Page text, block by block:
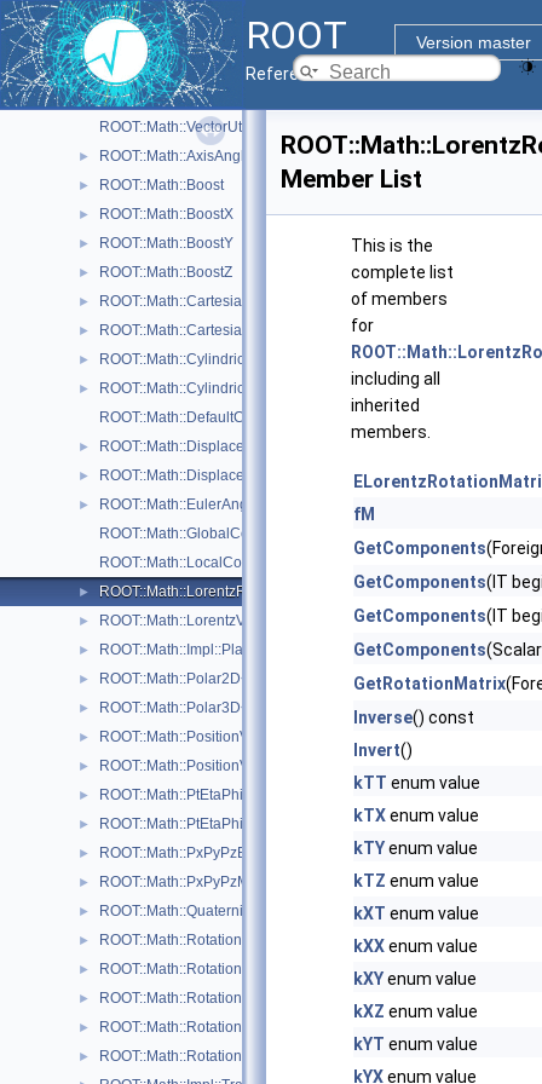
ROOT
Version master
Reference Guide
► Minuit2 Minimization Library
► N-D parametric functions
► Physics Vectors
▼ Physics Vectors
ROOT::Math::VectorUtil
► ROOT::Math::AxisAngle
► ROOT::Math::Boost
► ROOT::Math::BoostX
► ROOT::Math::BoostY
► ROOT::Math::BoostZ
► ROOT::Math::Cartesian2D< T >
► ROOT::Math::Cartesian3D< T >
► ROOT::Math::Cylindrical3D< T >
►
ROOT::Math::CylindricalEta3D< T >
ROOT::Math::DefaultCoordinateSystemTag
► ROOT::Math::DisplacementVector2D< CoordSystem, Tag >
► ROOT::Math::DisplacementVector3D< CoordSystem, Tag >
►
ROOT::Math::EulerAngles
ROOT::Math::GlobalCoordinateSystemTag
ROOT::Math::LocalCoordinateSystemTag
► ROOT::Math::LorentzRotation
► ROOT::Math::LorentzVector< CoordSystem >
► ROOT::Math::Impl::Plane3D< T >
► ROOT::Math::Polar2D< T >
► ROOT::Math::Polar3D< T >
► ROOT::Math::PositionVector2D< CoordSystem, Tag >
► ROOT::Math::PositionVector3D< CoordSystem, Tag >
► ROOT::Math::PtEtaPhiE4D< ScalarType >
► ROOT::Math::PtEtaPhiM4D< ScalarType >
► ROOT::Math::PxPyPzE4D< ScalarType >
► ROOT::Math::PxPyPzM4D< ScalarType >
► ROOT::Math::Quaternion
► ROOT::Math::Rotation3D
► ROOT::Math::RotationX
► ROOT::Math::RotationY
► ROOT::Math::RotationZ
► ROOT::Math::RotationZYX
Member List
This is the
complete list
of members
for
including all
inherited
members.
fM
GetComponents
GetComponents(IT
GetComponents(IT
GetComponents
GetRotationMatrix
Inverse() const
Invert()
kTT enum value
kTXenum value
kTYenum value
kTZ enum value
kXT enum value
kXXenum value
kXYenum value
kXZ enum value
kYT enum value
kYXenum value